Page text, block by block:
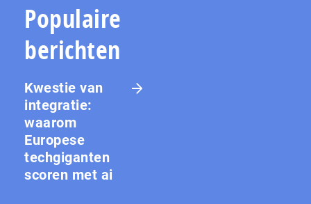
Populaire
berichten
Kwestie van
integratie:
waarom
Europese
techgiganten
scoren met ai